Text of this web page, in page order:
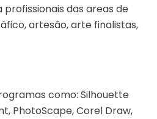
das areas de
artesão, arte finalistas,
como: Silhouette
PhotoScape, Corel Draw,